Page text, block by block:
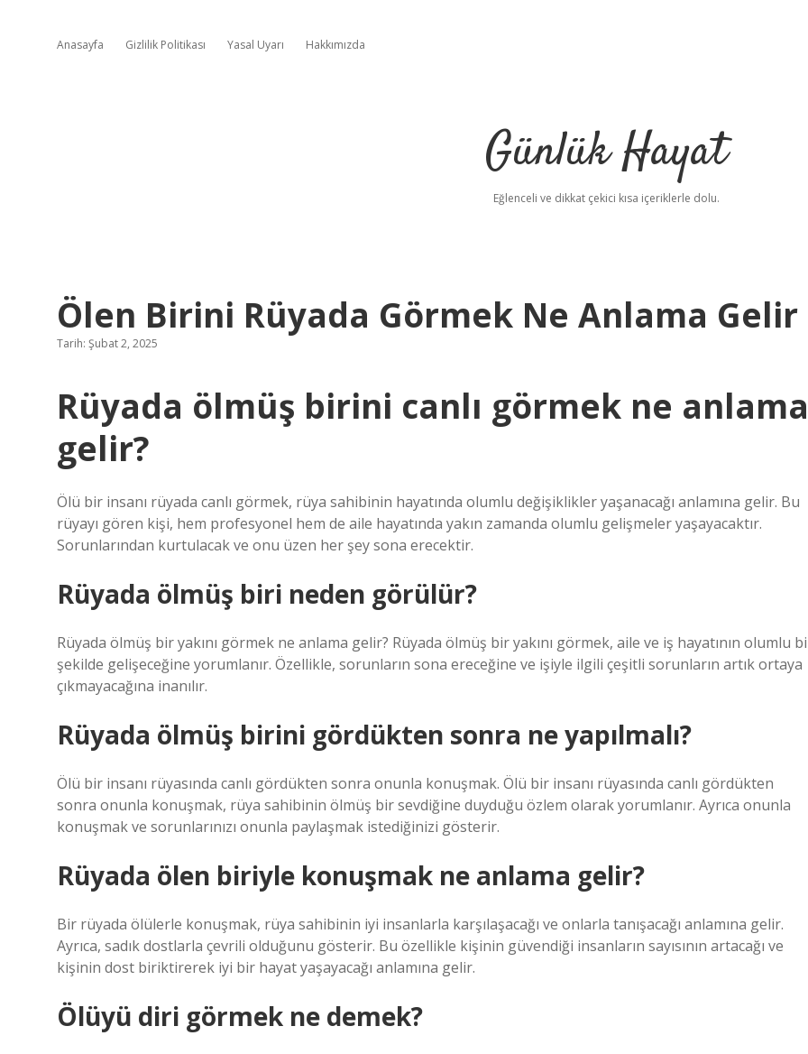
Anasayfa Gizlilik Politikası Yasal Uyarı Hakkımızda
Günlük Hayat
Eğlenceli ve dikkat çekici kısa içeriklerle dolu.
Ölen Birini Rüyada Görmek Ne Anlama Gelir
Tarih: Şubat 2, 2025
Rüyada ölmüş birini canlı görmek ne anlama
gelir?
Ölü bir insanı rüyada canlı görmek, rüya sahibinin hayatında olumlu değişiklikler yaşanacağı anlamına gelir. Bu
rüyayı gören kişi, hem profesyonel hem de aile hayatında yakın zamanda olumlu gelişmeler yaşayacaktır.
Sorunlarından kurtulacak ve onu üzen her şey sona erecektir.
Rüyada ölmüş biri neden görülür?
Rüyada ölmüş bir yakını görmek ne anlama gelir? Rüyada ölmüş bir yakını görmek, aile ve iş hayatının olumlu
şekilde gelişeceğine yorumlanır. Özellikle, sorunların sona ereceğine ve işiyle ilgili çeşitli sorunların artık ortaya
çıkmayacağına inanılır.
Rüyada ölmüş birini gördükten sonra ne yapılmalı?
Ölü bir insanı rüyasında canlı gördükten sonra onunla konuşmak. Ölü bir insanı rüyasında canlı gördükten
sonra onunla konuşmak, rüya sahibinin ölmüş bir sevdiğine duyduğu özlem olarak yorumlanır. Ayrıca onunla
konuşmak ve sorunlarınızı onunla paylaşmak istediğinizi gösterir.
Rüyada ölen biriyle konuşmak ne anlama gelir?
Bir rüyada ölülerle konuşmak, rüya sahibinin iyi insanlarla karşılaşacağı ve onlarla tanışacağı anlamına gelir.
Ayrıca, sadık dostlarla çevrili olduğunu gösterir. Bu özellikle kişinin güvendiği insanların sayısının artacağı ve
kişinin dost biriktirerek iyi bir hayat yaşayacağı anlamına gelir.
Ölüyü diri görmek ne demek?